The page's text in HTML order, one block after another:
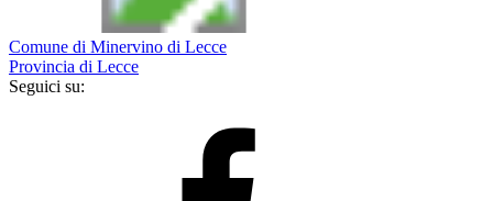
Comune di Minervino di Lecce
Provincia di Lecce
Seguici su: